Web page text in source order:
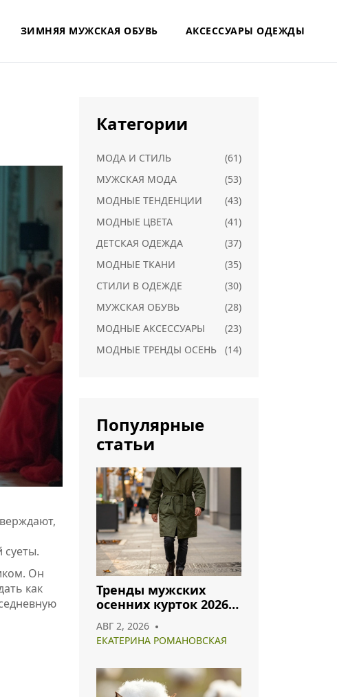
ЗИМНЯЯ МУЖСКАЯ ОБУВЬ АКСЕССУАРЫ ОДЕЖДЫ
суеты.
Он
как
Категории
МОДА И СТИЛЬ
(61)
МУЖСКАЯ МОДА
(53)
МОДНЫЕ ТЕНДЕНЦИИ
(43)
МОДНЫЕ ЦВЕТА
(41)
ДЕТСКАЯ ОДЕЖДА
(37)
МОДНЫЕ ТКАНИ
(35)
СТИЛИ В ОДЕЖДЕ
(30)
МУЖСКАЯ ОБУВЬ
(28)
МОДНЫЕ АКСЕССУАРЫ
(23)
МОДНЫЕ ТРЕНДЫ ОСЕНЬ
(14)
Популярные
статьи
Тренды мужских
осенних курток 2026:
что носить и как
сочетать
АВГ 2, 2026
ЕКАТЕРИНА РОМАНОВСКАЯ